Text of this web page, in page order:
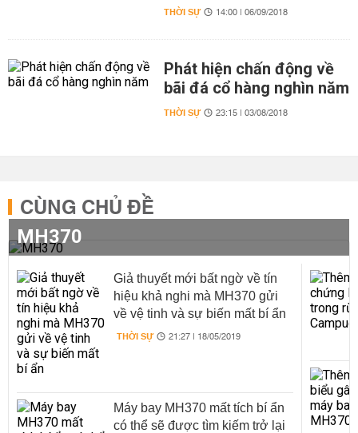
THỜI SỰ 14:00 | 06/09/2018
Phát hiện chấn động về
bãi đá cổ hàng nghìn năm
THỜI SỰ 23:15 | 03/08/2018
CÙNG CHỦ ĐỀ
MH370
Giả thuyết mới bất ngờ về tín
hiệu khả nghi mà MH370 gửi
về vệ tinh và sự biến mất bí ẩn
THỜI SỰ 21:27 | 18/05/2019
Máy bay MH370 mất tích bí ẩn
có thể sẽ được tìm kiếm trở lại